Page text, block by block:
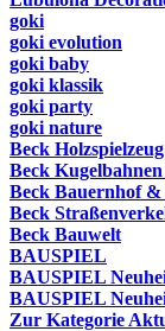
goki
goki evolution
goki baby
goki klassik
goki party
goki nature
Beck Holzspielzeug
Beck
Beck Bauernhof &
Beck
Beck Bauwelt
BAUSPIEL
BAUSPIEL
BAUSPIEL
Zur Kategorie